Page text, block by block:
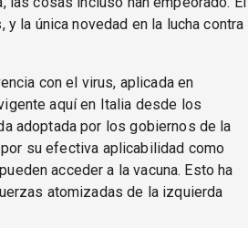
la única novedad en la lucha contra
con el virus, aplicada en
aquí en Italia desde los
adoptada por los gobiernos de la
su efectiva aplicabilidad como
acceder a la vacuna. Esto ha
atomizadas de la izquierda